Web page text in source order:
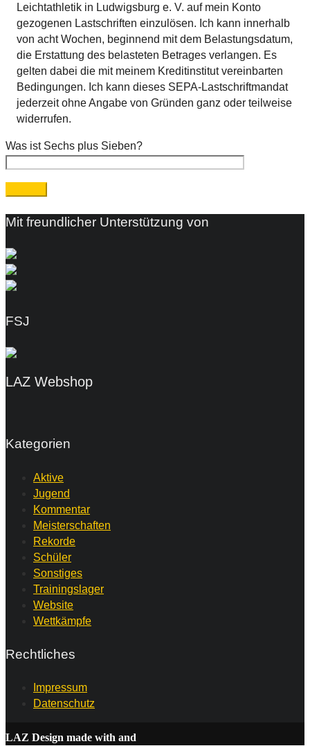
Leichtathletik in Ludwigsburg e. V. auf mein Konto
gezogenen Lastschriften einzulösen. Ich kann innerhalb
von acht Wochen, beginnend mit dem Belastungsdatum,
die Erstattung des belasteten Betrages verlangen. Es
gelten dabei die mit meinem Kreditinstitut vereinbarten
Bedingungen. Ich kann dieses SEPA-Lastschriftmandat
jederzeit ohne Angabe von Gründen ganz oder teilweise
widerrufen.
Was ist Sechs plus Sieben?
Mit freundlicher Unterstützung von
FSJ
LAZ Webshop
Kategorien
Aktive
Jugend
Kommentar
Meisterschaften
Rekorde
Schüler
Sonstiges
Trainingslager
Website
Wettkämpfe
Rechtliches
Impressum
Datenschutz
LAZ Design made with and